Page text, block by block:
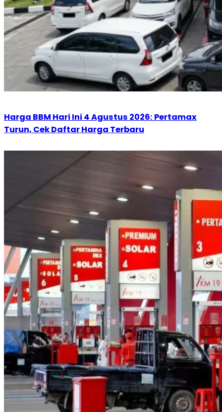
Harga BBM Hari Ini 4 Agustus 2026: Pertamax
Turun, Cek Daftar Harga Terbaru